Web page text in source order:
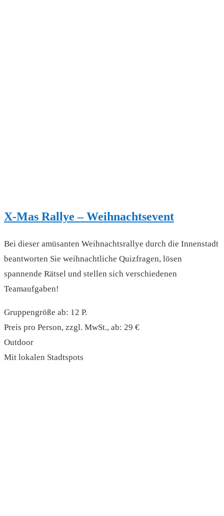
X-Mas Rallye – Weihnachtsevent
Bei dieser amüsanten Weihnachtsrallye durch die Innenstadt
beantworten Sie weihnachtliche Quizfragen, lösen
spannende Rätsel und stellen sich verschiedenen
Teamaufgaben!
Gruppengröße ab: 12 P.
Preis pro Person, zzgl. MwSt., ab: 29 €
Outdoor
Mit lokalen Stadtspots